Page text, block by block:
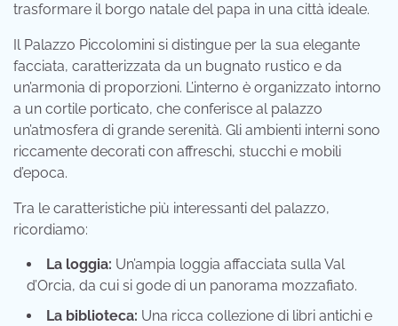
trasformare il borgo natale del papa in una città ideale.
Il Palazzo Piccolomini si distingue per la sua elegante
facciata, caratterizzata da un bugnato rustico e da
un’armonia di proporzioni. L’interno è organizzato intorno
a un cortile porticato, che conferisce al palazzo
un’atmosfera di grande serenità. Gli ambienti interni sono
riccamente decorati con affreschi, stucchi e mobili
d’epoca.
Tra le caratteristiche più interessanti del palazzo,
ricordiamo:
La loggia: Un’ampia loggia affacciata sulla Val
d’Orcia, da cui si gode di un panorama mozzafiato.
La biblioteca: Una ricca collezione di libri antichi e